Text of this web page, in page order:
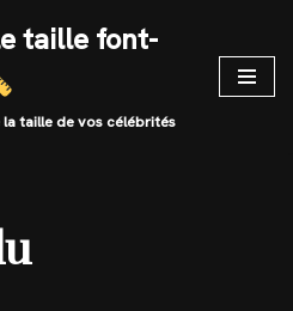
taille font-
taille de vos célébrités